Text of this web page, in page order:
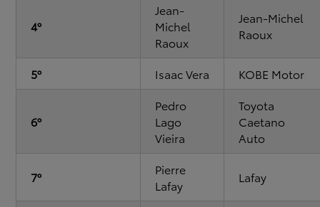
4º
Jean-
Michel
Raoux
Jean-Michel
Raoux
5º Isaac Vera KOBE Motor
6º
Pedro
Lago
Vieira
Toyota
Caetano
Auto
7º
Pierre
Lafay
Lafay